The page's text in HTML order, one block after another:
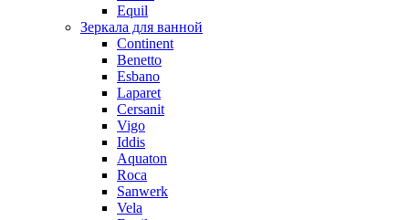
Equil
Зеркала для ванной
Continent
Benetto
Esbano
Laparet
Cersanit
Vigo
Iddis
Aquaton
Roca
Sanwerk
Vela